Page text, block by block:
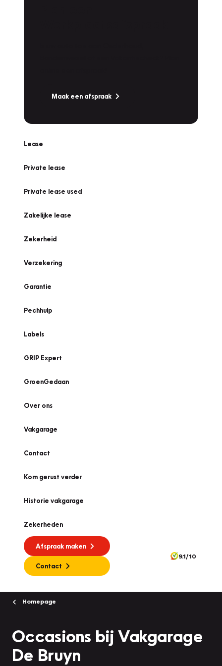
Maak een afspraak
Lease
Private lease
Private lease used
Zakelijke lease
Zekerheid
Verzekering
Garantie
Pechhulp
Labels
GRIP Expert
GroenGedaan
Over ons
Vakgarage
Contact
Kom gerust verder
Historie vakgarage
Zekerheden
Afspraak maken
Contact
9.1/10
Homepage
Occasions bij Vakgarage
De Bruyn